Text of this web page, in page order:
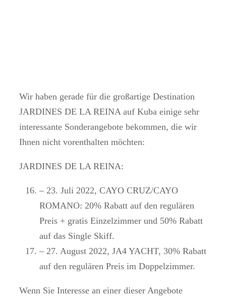
Wir haben gerade für die großartige Destination
JARDINES DE LA REINA auf Kuba einige sehr
interessante Sonderangebote bekommen, die wir
Ihnen nicht vorenthalten möchten:
JARDINES DE LA REINA:
– 23. Juli 2022, CAYO CRUZ/CAYO
ROMANO: 20% Rabatt auf den regulären
Preis + gratis Einzelzimmer und 50% Rabatt
auf das Single Skiff.
– 27. August 2022, JA4 YACHT, 30% Rabatt
auf den regulären Preis im Doppelzimmer.
Wenn Sie Interesse an einer dieser Angebote